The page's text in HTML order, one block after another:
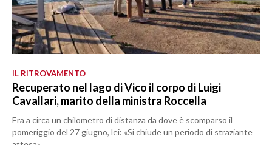
IL RITROVAMENTO
Recuperato nel lago di Vico il corpo di Luigi
Cavallari, marito della ministra Roccella
Era a circa un chilometro di distanza da dove è scomparso il
pomeriggio del 27 giugno, lei: «Si chiude un periodo di straziante